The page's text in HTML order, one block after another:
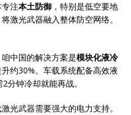
注本土防御 ，特别是低空要地
将激光武器融入整体防空网络。
中国的解决方案是模块化液冷
约30%。车载系统配备高效液
分钟冷却就能再战。
光武器需要强大的电力支持。